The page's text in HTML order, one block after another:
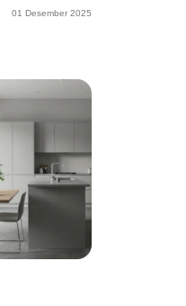
01 Desember 2025